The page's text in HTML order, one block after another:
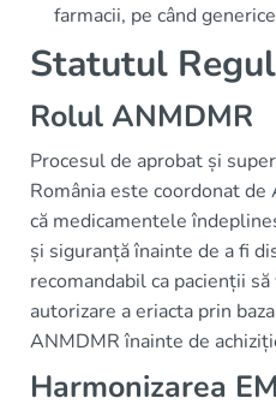
farmacii, pe când
Statutul
Rolul ANMDMR
Procesul de aprobat și
România este coordonat
că medicamentele
și siguranță înainte de a fi
recomandabil ca pacienții
autorizare a eriacta prin
ANMDMR înainte de
Harmonizarea